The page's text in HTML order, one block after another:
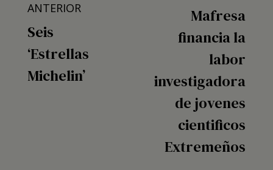
ANTERIOR
Seis
‘Estrellas
Michelin’
Mafresa
financia la
labor
investigadora
de jovenes
cientificos
Extremeños